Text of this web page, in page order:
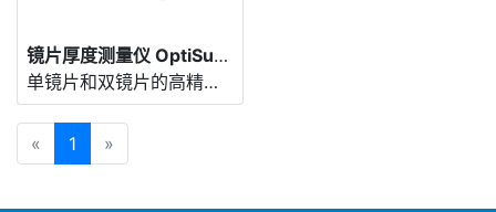
镜片厚度测量仪 OptiSurf® LTM
单镜片和双镜片的高精度中心厚度和垂度测量
« 1 »